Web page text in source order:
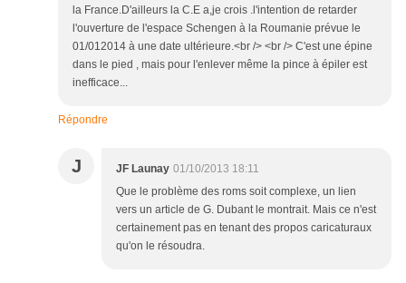
la France.D'ailleurs la C.E a,je crois .l'intention de retarder
l'ouverture de l'espace Schengen à la Roumanie prévue le
01/012014 à une date ultérieure.<br /> <br /> C'est une épine
dans le pied , mais pour l'enlever même la pince à épiler est
inefficace...
Répondre
J JF Launay 01/10/2013 18:11
Que le problème des roms soit complexe, un lien
vers un article de G. Dubant le montrait. Mais ce n'est
certainement pas en tenant des propos caricaturaux
qu'on le résoudra.